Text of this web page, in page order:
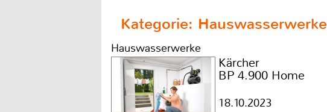
Kategorie: Hauswasserwerke
Hauswasserwerke
Kärcher
BP 4.900 Home
18.10.2023